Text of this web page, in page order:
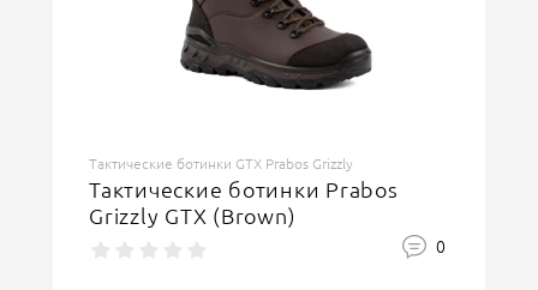
Тактические ботинки GTX Prabos Grizzly
Тактические ботинки Prabos
Grizzly GTX (Brown)
0